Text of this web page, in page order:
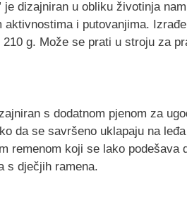
je dizajniran u obliku životinja
aktivnostima i putovanjima.
g. Može se prati u stroju za
s dodatnom pjenom za
da se savršeno uklapaju na
remenom koji se lako podešava
s dječjih ramena.